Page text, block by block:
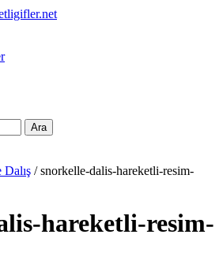
Ara
Dalış / snorkelle-dalis-hareketli-resim-
hareketli-resim-